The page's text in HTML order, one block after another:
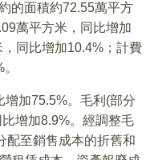
的面積約72.55萬平方
萬平方米，同比增加
同比增加10.4%；計費
加75.5%。毛利(部分
增加8.9%。經調整毛
配至銷售成本的折舊和